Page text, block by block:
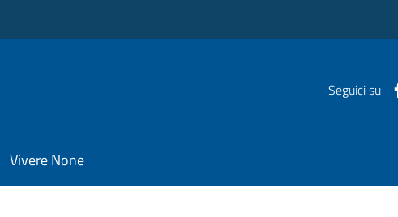
Seguici su
Vivere None